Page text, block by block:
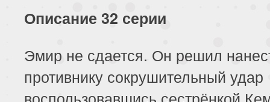
Описание 32 серии
Эмир не сдается. Он решил
противнику сокрушительный удар
воспользовавшись сестрёнкой